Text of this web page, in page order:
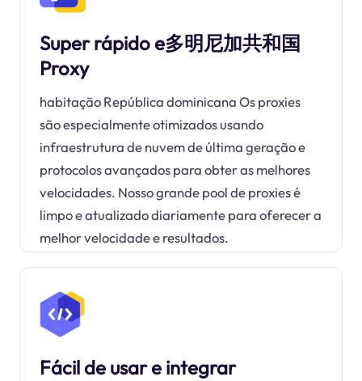
Super rápido e多明尼加共和国
Proxy
habitação República dominicana Os proxies
são especialmente otimizados usando
infraestrutura de nuvem de última geração e
protocolos avançados para obter as melhores
velocidades. Nosso grande pool de proxies é
limpo e atualizado diariamente para oferecer a
melhor velocidade e resultados.
Fácil de usar e integrar